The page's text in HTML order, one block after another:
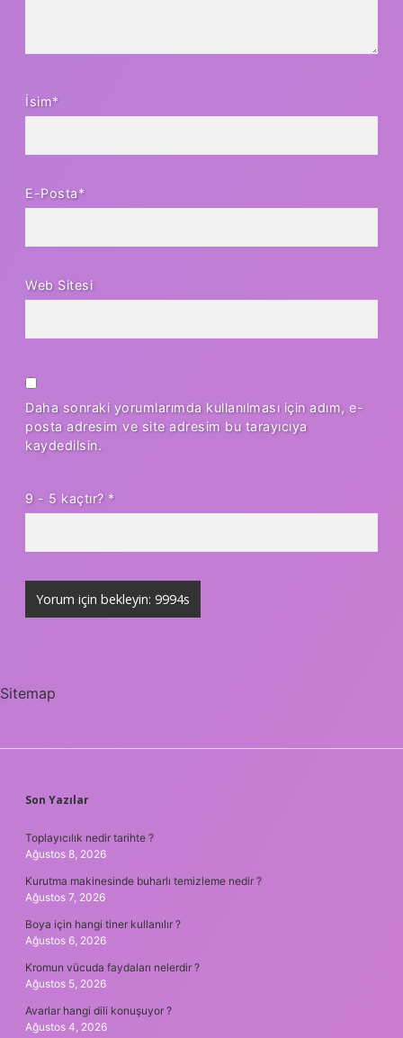
İsim*
E-Posta*
Web Sitesi
Daha sonraki yorumlarımda kullanılması için adım, e-
posta adresim ve site adresim bu tarayıcıya
kaydedilsin.
9 - 5 kaçtır? *
Sitemap
SIDEBAR
Son Yazılar
Toplayıcılık nedir tarihte ?
Ağustos 8, 2026
Kurutma makinesinde buharlı temizleme nedir ?
Ağustos 7, 2026
Boya için hangi tiner kullanılır ?
Ağustos 6, 2026
Kromun vücuda faydaları nelerdir ?
Ağustos 5, 2026
Avarlar hangi dili konuşuyor ?
Ağustos 4, 2026